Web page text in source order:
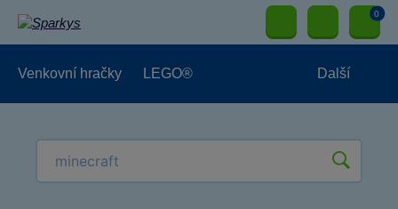
0
Venkovní hračky LEGO® Další